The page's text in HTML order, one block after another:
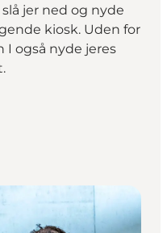
jer ned og nyde
kiosk. Uden for
I også nyde jeres